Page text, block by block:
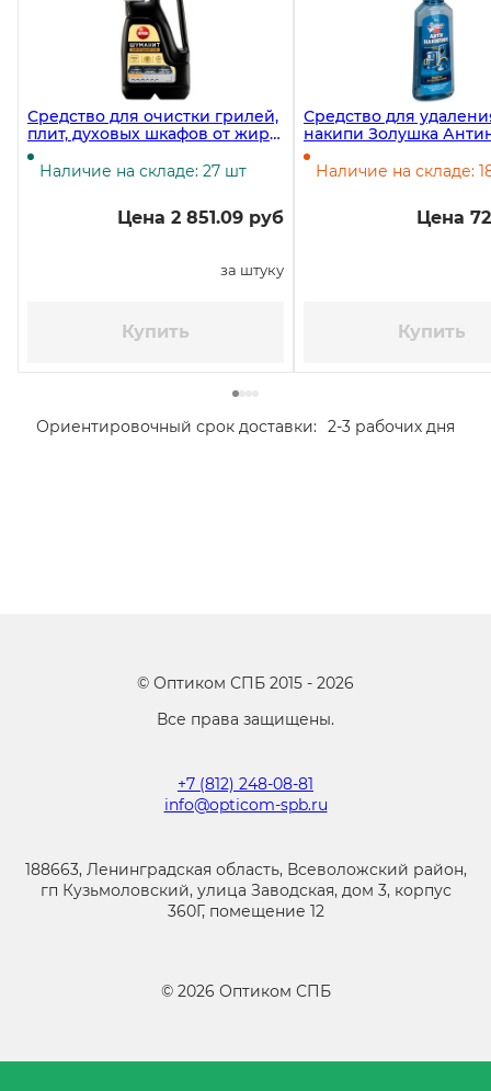
Средство для очистки грилей,
плит, духовых шкафов от жира
Bagi Шуманит, 3 литра
Наличие на складе: 27 шт
Цена 2 851.09 руб
за штуку
Купить
Средство для
накипи Золушка
жидкий, 250 мл
Наличие на складе:
Цена
Купить
Ориентировочный срок доставки: 2-3 рабочих дня
© Оптиком СПБ 2015 - 2026
Все права защищены.
+7 (812) 248-08-81
info@opticom-spb.ru
188663, Ленинградская область, Всеволожский район,
гп Кузьмоловский, улица Заводская, дом 3, корпус
360Г, помещение 12
© 2026 Оптиком СПБ